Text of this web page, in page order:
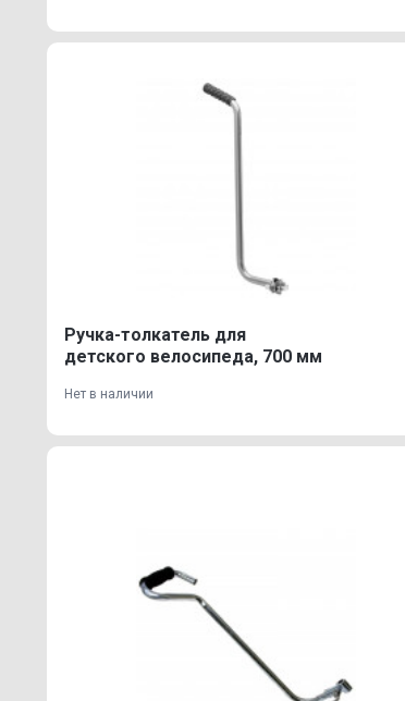
Ручка-толкатель для
детского велосипеда, 700 мм
Нет в наличии